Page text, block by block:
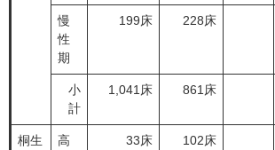
慢
性
期
199床 228床
小
計
1,041床 861床
桐生
高
33床 102床